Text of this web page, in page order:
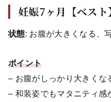
妊娠7ヶ月【ベスト
状態: お腹が大きくなる、
ポイント
– お腹がしっかり大きくな
– 和装姿でもマタニティ感